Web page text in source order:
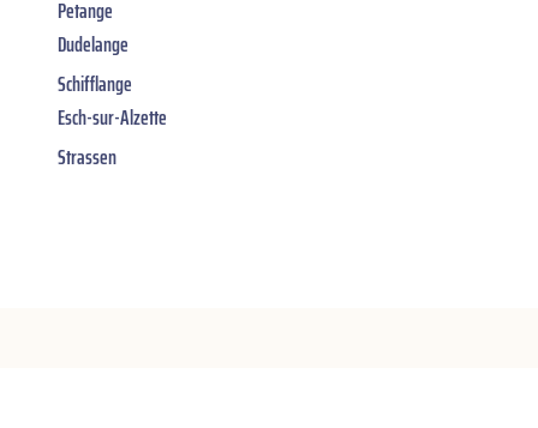
Petange
Dudelange
Schifflange
Esch-sur-Alzette
Strassen